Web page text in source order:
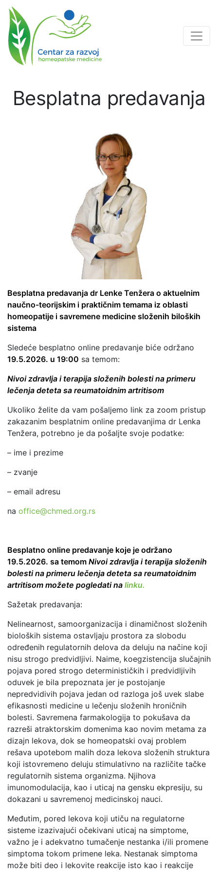
Besplatna predavanja
Besplatna predavanja dr Lenke Tenžera o aktuelnim
naučno-teorijskim i praktičnim temama iz oblasti
homeopatije i savremene medicine složenih biloških
sistema
Sledeće besplatno online predavanje biće održano
19.5.2026. u 19:00 sa temom:
Nivoi zdravlja i terapija složenih bolesti na primeru
lečenja deteta sa reumatoidnim artritisom
Ukoliko želite da vam pošaljemo link za zoom pristup
zakazanim besplatnim online predavanjima dr Lenka
Tenžera, potrebno je da pošaljte svoje podatke:
– ime i prezime
– zvanje
– email adresu
na office@chmed.org.rs
Besplatno online predavanje koje je održano
19.5.2026. sa temom Nivoi zdravlja i terapija složenih
bolesti na primeru lečenja deteta sa reumatoidnim
artritisom možete pogledati na linku.
Sažetak predavanja:
Nelinearnost, samoorganizacija i dinamičnost složenih
bioloških sistema ostavljaju prostora za slobodu
određenih regulatornih delova da deluju na načine koji
nisu strogo predvidljivi. Naime, koegzistencija slučajnih
pojava pored strogo determinističkih i predvidljivih
oduvek je bila prepoznata jer je postojanje
nepredvidivih pojava jedan od razloga još uvek slabe
efikasnosti medicine u lečenju složenih hroničnih
bolesti. Savremena farmakologija to pokušava da
razreši atraktorskim domenima kao novim metama za
dizajn lekova, dok se homeopatski ovaj problem
rešava upotebom malih doza lekova složenih struktura
koji istovremeno deluju stimulativno na različite tačke
regulatornih sistema organizma. Njihova
imunomodulacija, kao i uticaj na gensku ekpresiju, su
dokazani u savremenoj medicinskoj nauci.
Međutim, pored lekova koji utiču na regulatorne
sisteme izazivajući očekivani uticaj na simptome,
važno je i adekvatno tumačenje nestanka i/ili promene
simptoma tokom primene leka. Nestanak simptoma
može biti deo i lekovite reakcije isto kao i reakcije